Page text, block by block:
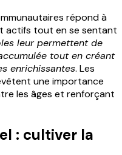
répond à
actifs tout en se sentant
leur permettent de
tout en créant
enrichissantes. Les
une importance
les âges et renforçant
: cultiver la